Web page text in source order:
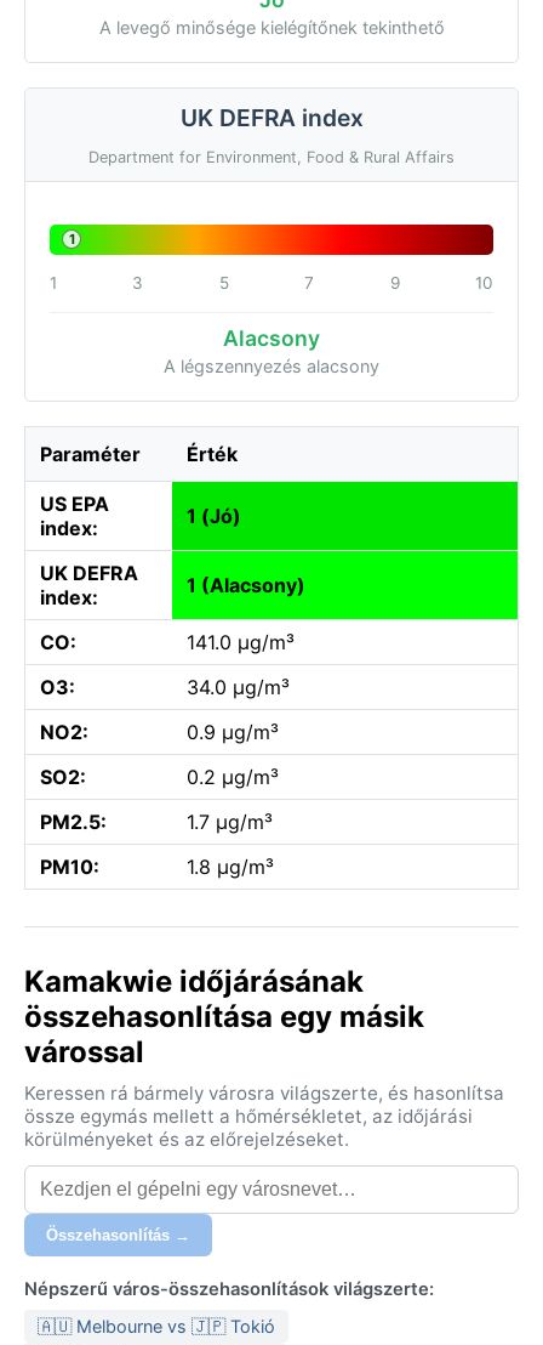
A levegő minősége kielégítőnek tekinthető
UK DEFRA index
Department for Environment, Food & Rural Affairs
1
1 3 5 7 9 10
Alacsony
A légszennyezés alacsony
Paraméter Érték
US EPA
index:
1 (Jó)
UK DEFRA
index:
1 (Alacsony)
CO:
141.0 µg/m³
O3:
34.0 µg/m³
NO2:
0.9 µg/m³
SO2:
0.2 µg/m³
PM2.5:
1.7 µg/m³
PM10:
1.8 µg/m³
Kamakwie időjárásának
összehasonlítása egy másik
várossal
Keressen rá bármely városra világszerte, és hasonlítsa
össze egymás mellett a hőmérsékletet, az időjárási
körülményeket és az előrejelzéseket.
Összehasonlítás →
Népszerű város-összehasonlítások világszerte:
🇦🇺 Melbourne vs 🇯🇵 Tokió